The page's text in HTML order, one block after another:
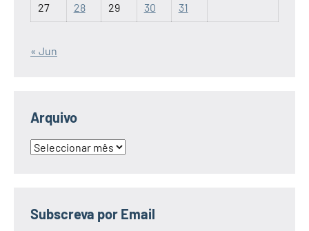
27 28 29 30 31
« Jun
Arquivo
Arquivo
Subscreva por Email